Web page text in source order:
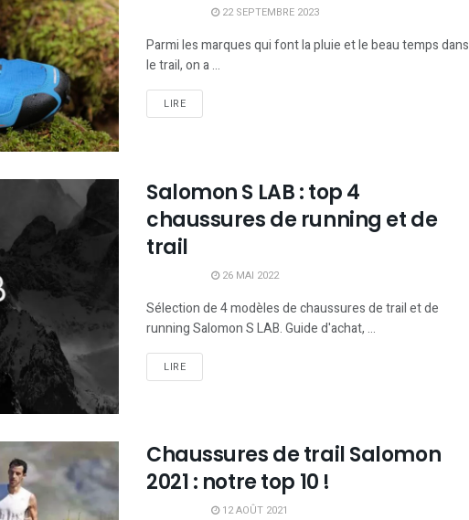
22 SEPTEMBRE 2023
Parmi les marques qui font la pluie et le beau temps dans
le trail, on a ...
LIRE
Salomon S LAB : top 4
chaussures de running et de
trail
26 MAI 2022
Sélection de 4 modèles de chaussures de trail et de
running Salomon S LAB. Guide d'achat, ...
LIRE
Chaussures de trail Salomon
2021 : notre top 10 !
12 AOÛT 2021